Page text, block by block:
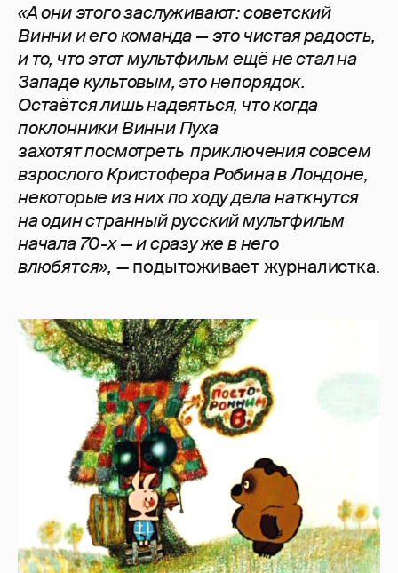
«А они этого заслуживают: советский
Винни и его команда — это чистая радость,
и то, что этот мультфильм ещё не стал на
Западе культовым, это непорядок.
Остаётся лишь надеяться, что когда
поклонники Винни Пуха
захотят посмотреть приключения совсем
взрослого Кристофера Робина в Лондоне,
некоторые из них по ходу дела наткнутся
на один странный русский мультфильм
начала 70-х — и сразу же в него
влюбятся», — подытоживает журналистка.